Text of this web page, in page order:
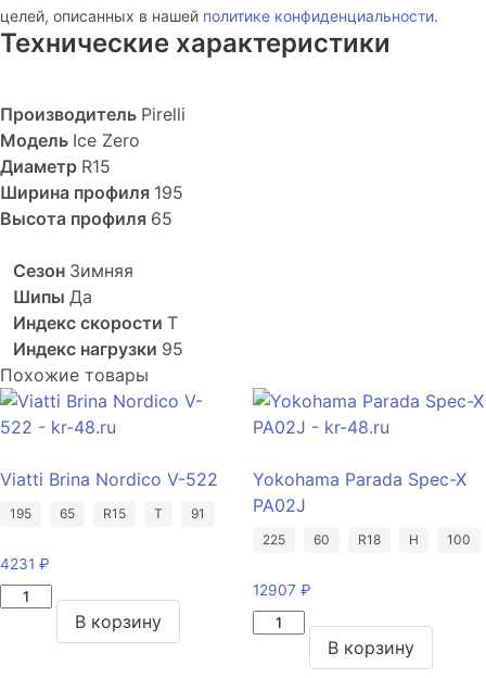
целей, описанных в нашей политике конфиденциальности.
Технические характеристики
Производитель Pirelli
Модель Ice Zero
Диаметр R15
Ширина профиля 195
Высота профиля 65
Сезон Зимняя
Шипы Да
Индекс скорости T
Индекс нагрузки 95
Похожие товары
Viatti Brina Nordico V-522
195 65 R15 T 91
4231 ₽
Количество
В корзину
Yokohama Parada Spec-X
PA02J
225 60 R18 H 100
12907 ₽
Количество
Yokohama
В корзину